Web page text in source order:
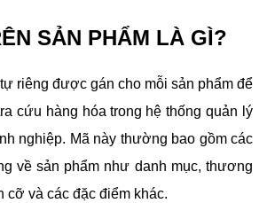
SẢN PHẨM LÀ GÌ?
riêng được gán cho mỗi sản phẩm để
cứu hàng hóa trong hệ thống quản lý
nghiệp. Mã này thường bao gồm các
về sản phẩm như danh mục, thương
cỡ và các đặc điểm khác.